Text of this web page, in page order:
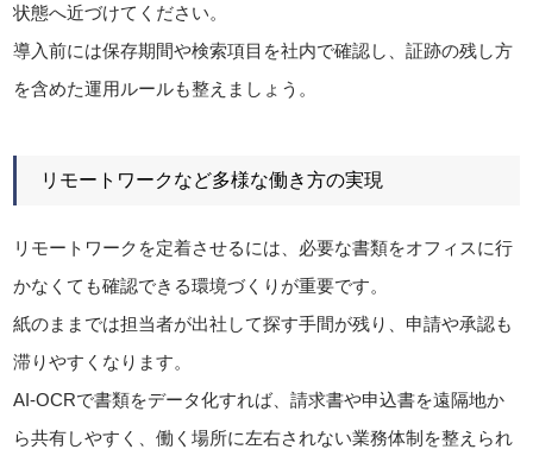
状態へ近づけてください。
導入前には保存期間や検索項目を社内で確認し、証跡の残し方
を含めた運用ルールも整えましょう。
リモートワークなど多様な働き方の実現
リモートワークを定着させるには、必要な書類をオフィスに行
かなくても確認できる環境づくりが重要です。
紙のままでは担当者が出社して探す手間が残り、申請や承認も
滞りやすくなります。
AI-OCRで書類をデータ化すれば、請求書や申込書を遠隔地か
ら共有しやすく、働く場所に左右されない業務体制を整えられ